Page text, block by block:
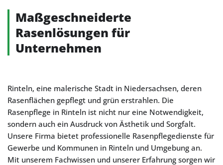
Maßgeschneiderte
Rasenlösungen für
Unternehmen
Rinteln, eine malerische Stadt in Niedersachsen, deren
Rasenflächen gepflegt und grün erstrahlen. Die
Rasenpflege in Rinteln ist nicht nur eine Notwendigkeit,
sondern auch ein Ausdruck von Ästhetik und Sorgfalt.
Unsere Firma bietet professionelle Rasenpflegedienste für
Gewerbe und Kommunen in Rinteln und Umgebung an.
Mit unserem Fachwissen und unserer Erfahrung sorgen wir